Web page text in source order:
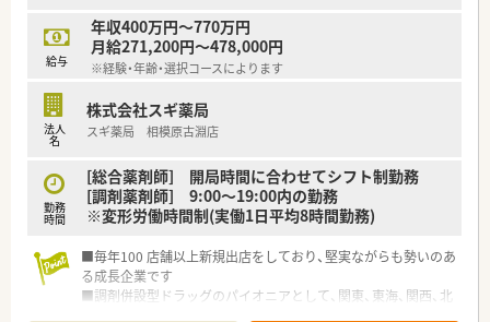
給与
年収400万円～770万円
月給271,200円～478,000円
※経験・年齢・選択コースによります
法人
名
株式会社スギ薬局
スギ薬局 相模原古淵店
勤務
時間
[総合薬剤師] 開局時間に合わせてシフト制勤務
[調剤薬剤師] 9:00～19:00内の勤務
※変形労働時間制(実働1日平均8時間勤務)
■毎年100 店舗以上新規出店をしており、堅実ながらも勢いのあ
る成長企業です
■調剤併設型ドラッグのパイオニアとして、関東、東海、関西、北